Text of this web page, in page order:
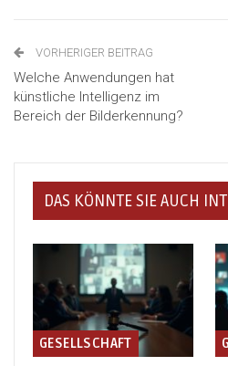
VORHERIGER BEITRAG
Welche Anwendungen hat
künstliche Intelligenz im
Bereich der Bilderkennung?
DAS KÖNNTE SIE AUCH
GESELLSCHAFT